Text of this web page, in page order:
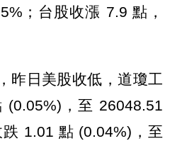
；台股收漲 7.9 點，
昨日美股收低，道瓊工
，至 26048.51
1.01 點 (0.04%)，至